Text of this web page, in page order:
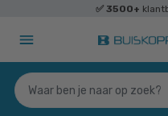
✅ 3500+